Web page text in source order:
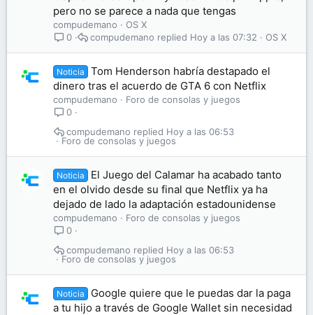
pero no se parece a nada que tengas
compudemano
OS X
0
OS X
Hoy a las 07:32
compudemano
Noticia
Tom Henderson habría destapado el
dinero tras el acuerdo de GTA 6 con Netflix
compudemano
Foro de consolas y juegos
0
Foro de consolas y juegos
Hoy a las 06:53
compudemano
Noticia
El Juego del Calamar ha acabado tanto
en el olvido desde su final que Netflix ya ha
dejado de lado la adaptación estadounidense
compudemano
Foro de consolas y juegos
0
Foro de consolas y juegos
Hoy a las 06:53
compudemano
Noticia
Google quiere que le puedas dar la paga
a tu hijo a través de Google Wallet sin necesidad